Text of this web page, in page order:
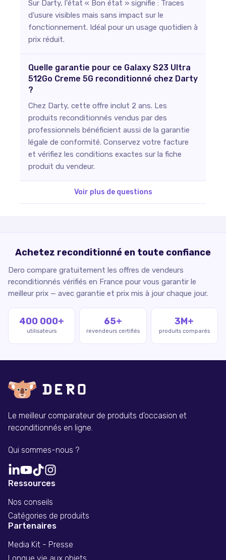
Sur Darty, l'état « Bon état » signifie : Traces
d'usure visibles mais sans impact sur le
fonctionnement. Idéal pour un usage quotidien à
prix réduit.
Quelle garantie pour ce Galaxy S23 Ultra
512Go Creme 5G reconditionné chez Darty
?
Chez Darty, cette offre inclut 2 ans. Les
produits reconditionnés vendus par des
professionnels bénéficient aussi de la garantie
légale de conformité. Conservez votre facture
et vérifiez les conditions exactes sur la fiche
produit du vendeur.
Voir plus de questions
Achetez reconditionné en toute confiance
Dero compare gratuitement les offres de vendeurs
reconditionnés vérifiés en France pour vous garantir le
meilleur prix — avec garantie et prix mis à jour chaque jour.
400 000+
utilisateurs
65+
revendeurs certifiés
3M+
produits comparés
Le meilleur comparateur de produits d'occasion et
reconditionnés en ligne.
Qui sommes-nous ?
Ressources
Nos conseils
Catégories de produits
Partenaires
Media Kit - Presse